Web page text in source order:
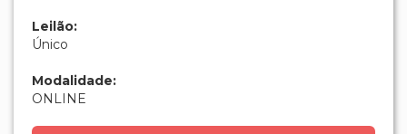
Leilão:
Único
Modalidade:
ONLINE